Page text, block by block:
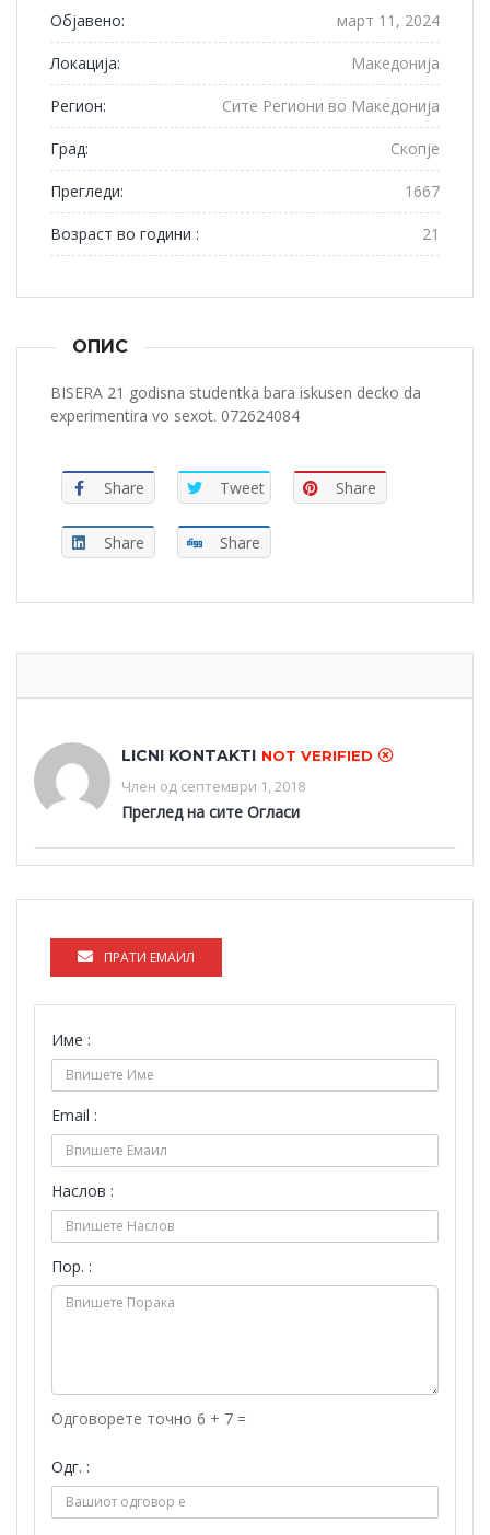
Објавено: март 11, 2024
Локација: Македонија
Регион: Сите Региони во Македонија
Град: Скопје
Прегледи: 1667
Возраст во години : 21
ОПИС
BISERA 21 godisna studentka bara iskusen decko da
experimentira vo sexot. 072624084
Share Tweet Share
Share Share
LICNI KONTAKTI NOT VERIFIED
Член од септември 1, 2018
Преглед на сите Огласи
ПРАТИ ЕМАИЛ
Име :
Email :
Наслов :
Пор. :
Одговорете точно 6 + 7 =
Одг. :